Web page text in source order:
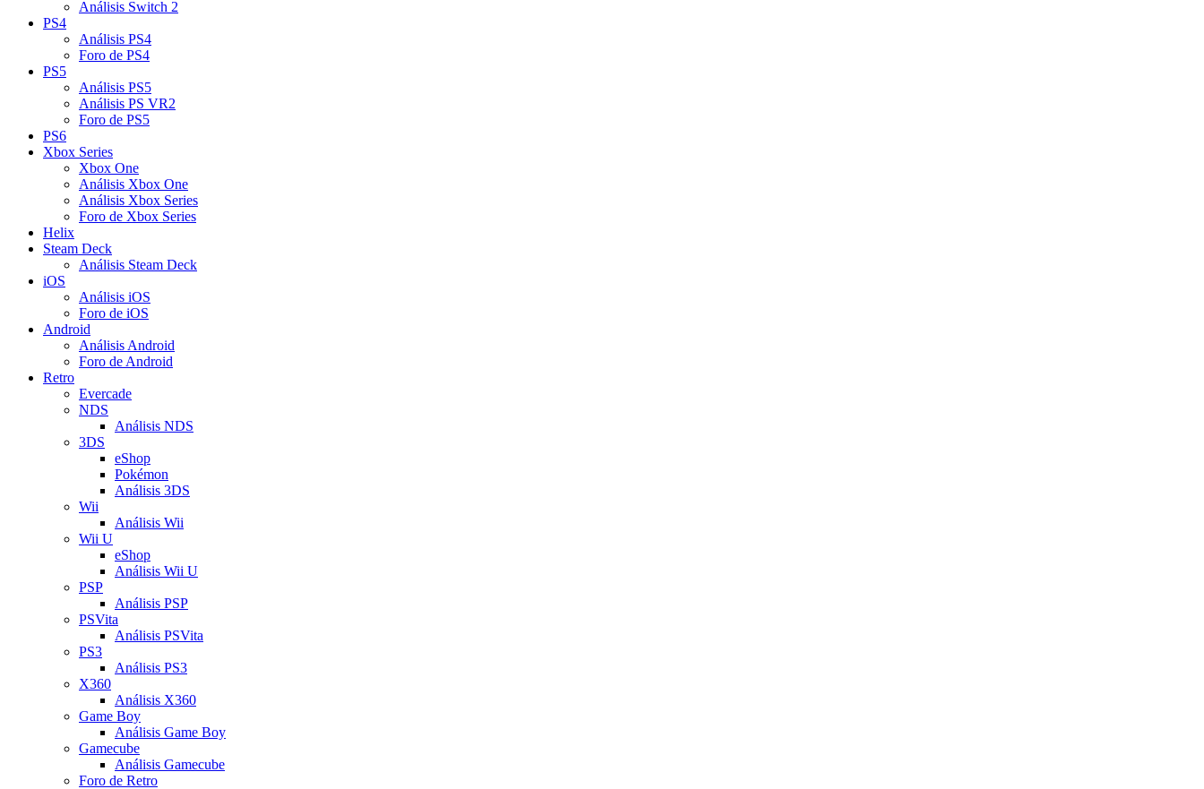
Análisis Switch 2
PS4
Análisis PS4
Foro de PS4
PS5
Análisis PS5
Análisis PS VR2
Foro de PS5
PS6
Xbox Series
Xbox One
Análisis Xbox One
Análisis Xbox Series
Foro de Xbox Series
Helix
Steam Deck
Análisis Steam Deck
iOS
Análisis iOS
Foro de iOS
Android
Análisis Android
Foro de Android
Retro
Evercade
NDS
Análisis NDS
3DS
eShop
Pokémon
Análisis 3DS
Wii
Análisis Wii
Wii U
eShop
Análisis Wii U
PSP
Análisis PSP
PSVita
Análisis PSVita
PS3
Análisis PS3
X360
Análisis X360
Game Boy
Análisis Game Boy
Gamecube
Análisis Gamecube
Foro de Retro